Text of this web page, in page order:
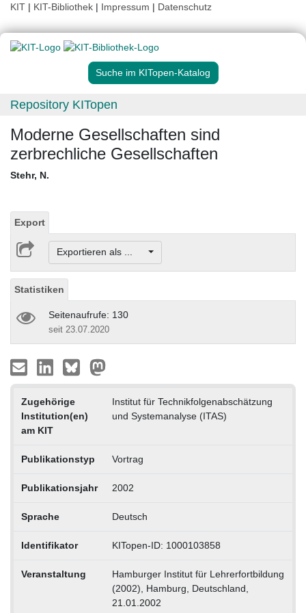
KIT | KIT-Bibliothek | Impressum | Datenschutz
Suche im KITopen-Katalog
Repository KITopen
Moderne Gesellschaften sind
zerbrechliche Gesellschaften
Stehr, N.
Export
Exportieren als ...
Statistiken
Seitenaufrufe: 130
seit 23.07.2020
Zugehörige
Institution(en)
am KIT
Institut für Technikfolgenabschätzung
und Systemanalyse (ITAS)
Publikationstyp Vortrag
Publikationsjahr 2002
Sprache Deutsch
Identifikator KITopen-ID: 1000103858
Veranstaltung
Hamburger Institut für Lehrerfortbildung
(2002), Hamburg, Deutschland,
21.01.2002